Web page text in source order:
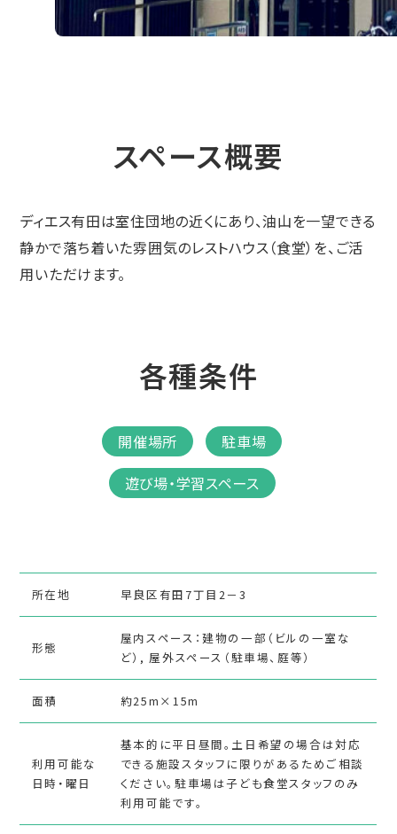
スペース概要
ディエス有田は室住団地の近くにあり、油山を一望できる
静かで落ち着いた雰囲気のレストハウス（食堂）を、ご活
用いただけます。
各種条件
開催場所
駐車場
遊び場・学習スペース
所在地 早良区有田7丁目2－3
形態
屋内スペース：建物の一部（ビルの一室な
ど）, 屋外スペース（駐車場、庭等）
面積 約25m×15m
利用可能な
日時・曜日
基本的に平日昼間。土日希望の場合は対応
できる施設スタッフに限りがあるためご相談
ください。駐車場は子ども食堂スタッフのみ
利用可能です。